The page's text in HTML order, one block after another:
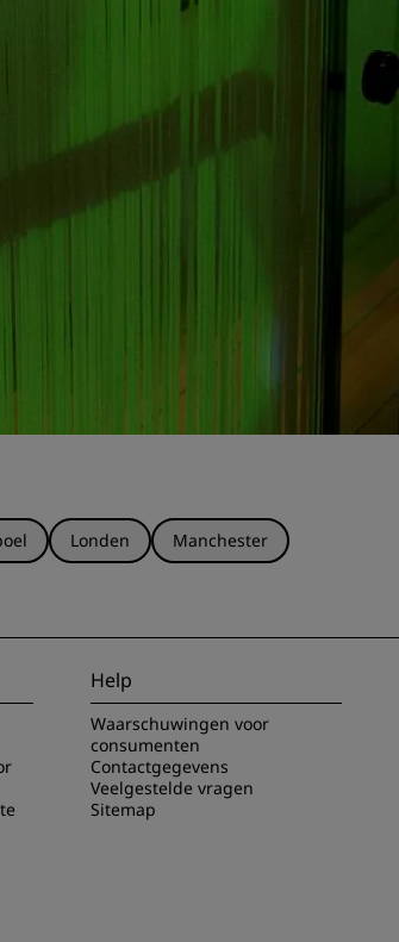
Londen
Manchester
Help
Waarschuwingen voor
consumenten
Contactgegevens
Veelgestelde vragen
Sitemap